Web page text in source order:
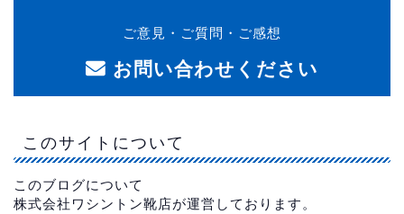
ご意見・ご質問・ご感想
お問い合わせください
このサイトについて
このブログについて
株式会社ワシントン靴店が運営しております。